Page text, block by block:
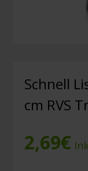
Schnell
cm RVS
2,69€